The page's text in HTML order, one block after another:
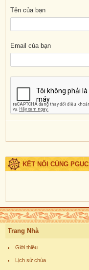
Tên của bạn
Email của bạn
KẾT NỐI CÙNG PGUC
Trang Nhà
Giới thiệu
Lịch sử chùa